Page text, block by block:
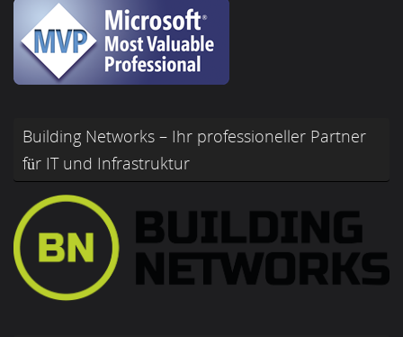
Building Networks – Ihr professioneller Partner
für IT und Infrastruktur